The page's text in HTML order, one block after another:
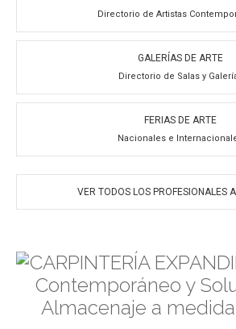
Directorio de Artistas
GALERÍAS DE ARTE
Directorio de Salas y
FERIAS DE ARTE
Nacionales e
VER TODOS LOS PROFESIONALES